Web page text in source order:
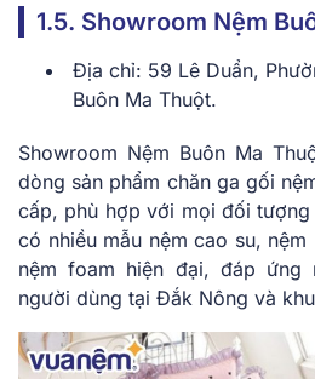
1.5. Showroom Nệm
Địa chỉ: 59 Lê Duẩn,
Buôn Ma Thuột.
Showroom Nệm Buôn Ma
dòng sản phẩm chăn ga gối
cấp, phù hợp với mọi đối tượng
có nhiều mẫu nệm cao su,
nệm foam hiện đại, đáp ứng
người dùng tại Đắk Nông và